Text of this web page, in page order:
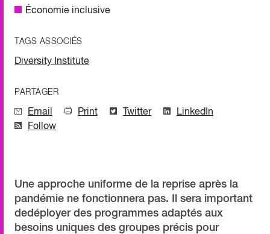
Économie inclusive
TAGS ASSOCIÉS
Diversity Institute
PARTAGER
Email Print Twitter
LinkedIn
Follow
Une approche uniforme de la reprise après la
pandémie ne fonctionnera pas. Il sera important
dedéployer des programmes adaptés aux
besoins uniques des groupes précis pour